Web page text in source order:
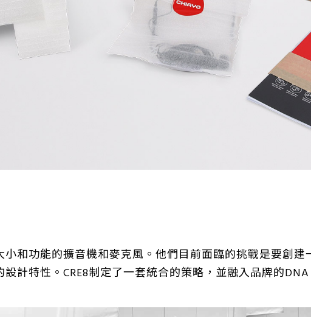
和功能的擴音機和麥克風。他們目前面臨的挑戰是要創
計特性。CRE8制定了一套統合的策略，並融入品牌的